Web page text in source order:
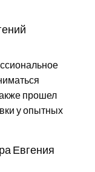
прошел
у опытных
Евгения